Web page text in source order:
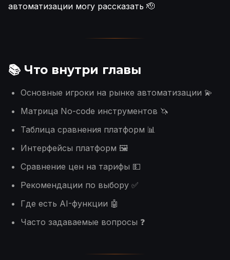
автоматизации могу рассказать 🫡
📚 Что внутри главы
Основные игроки на рынке автоматизации 💫
Матрица No-code инструментов 🦄
Таблица сравнения платформ 📊
Интерфейсы платформ 🖼
Сравнение цен на тарифы 💵
Рекомендации по выбору ✅
Где есть AI-функции 🤖
Часто задаваемые вопросы ❓